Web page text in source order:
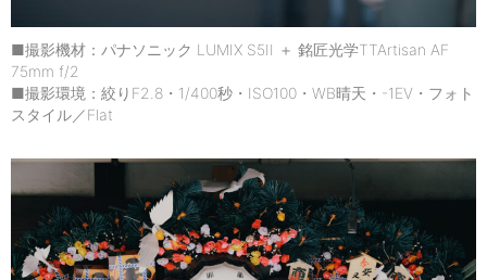
■撮影機材：パナソニック LUMIX S5II ＋ 銘匠光学TTArtisan AF
75mm f/2
■撮影環境：絞りF2.8・1/400秒・ISO100・WB晴天・-1EV・フォト
スタイル／Flat